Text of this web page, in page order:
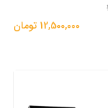
12,500,000 تومان